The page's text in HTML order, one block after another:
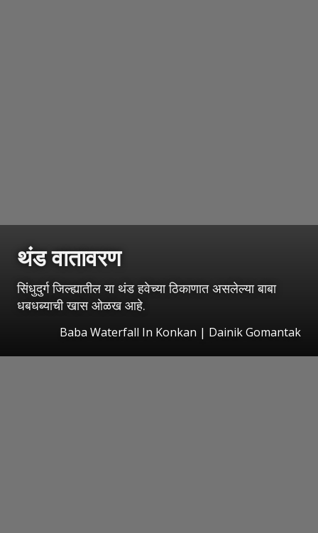
थंड वातावरण
सिंधुदुर्ग जिल्ह्यातील या थंड हवेच्या ठिकाणात असलेल्या बाबा
धबधब्याची खास ओळख आहे.
Baba Waterfall In Konkan | Dainik Gomantak